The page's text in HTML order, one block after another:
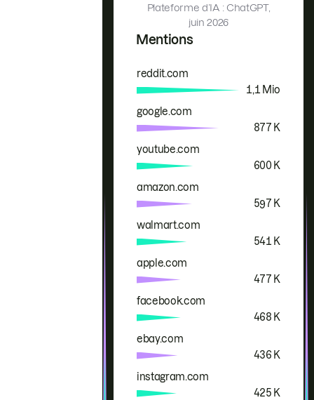
Mentions
Plateforme d’IA : ChatGPT,
juin 2026
Marque Mentions
reddit.com
1,1 Mio
google.com
877 K
youtube.com
600 K
amazon.com
597 K
walmart.com
541 K
apple.com
477 K
facebook.com
468 K
ebay.com
436 K
instagram.com
425 K